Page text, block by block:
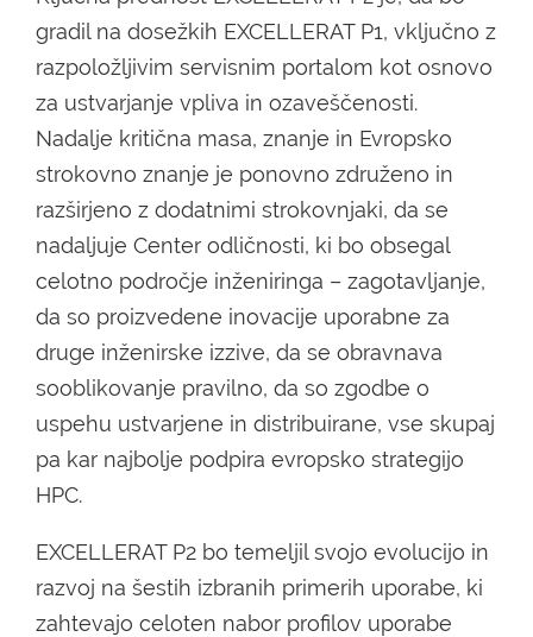
gradil na dosežkih EXCELLERAT P1, vključno z
razpoložljivim servisnim portalom kot osnovo
za ustvarjanje vpliva in ozaveščenosti.
Nadalje kritična masa, znanje in Evropsko
strokovno znanje je ponovno združeno in
razširjeno z dodatnimi strokovnjaki, da se
nadaljuje Center odličnosti, ki bo obsegal
celotno področje inženiringa – zagotavljanje,
da so proizvedene inovacije uporabne za
druge inženirske izzive, da se obravnava
sooblikovanje pravilno, da so zgodbe o
uspehu ustvarjene in distribuirane, vse skupaj
pa kar najbolje podpira evropsko strategijo
HPC.
EXCELLERAT P2 bo temeljil svojo evolucijo in
razvoj na šestih izbranih primerih uporabe, ki
zahtevajo celoten nabor profilov uporabe